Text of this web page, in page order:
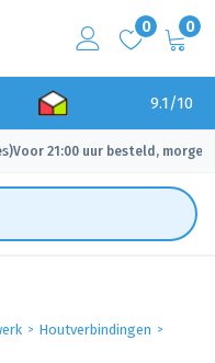
0 0
9.1/10
✓ Voor 21:00 uur besteld, morgen
Houtverbindingen